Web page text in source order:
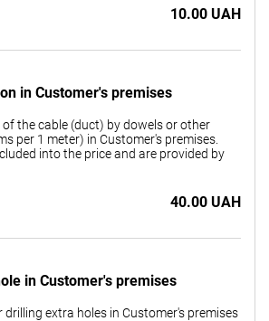
10.00 UAH
in Customer's premises
the cable (duct) by dowels or other
per 1 meter) in Customer's premises.
into the price and are provided by
40.00 UAH
in Customer's premises
extra holes in Customer's premises